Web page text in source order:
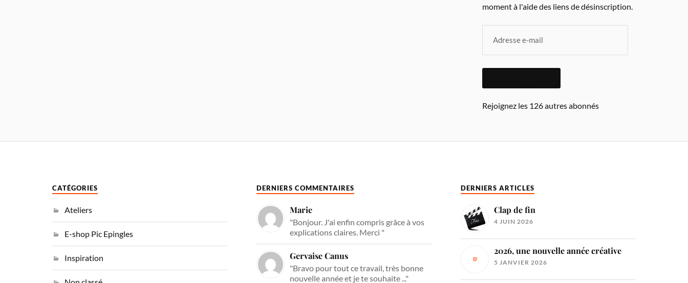
moment à l'aide des liens de désinscription.
Rejoignez les 126 autres abonnés
CATÉGORIES
Ateliers
E-shop Pic Epingles
Inspiration
DERNIERS COMMENTAIRES
Marie
"Bonjour. J'ai enfin compris grâce à vos
explications claires. Merci "
Gervaise Canus
"Bravo pour tout ce travail, très bonne
nouvelle année et je te souhaite ..."
DERNIERS ARTICLES
Clap de fin
4 JUIN 2026
2026, une nouvelle année créative
5 JANVIER 2026